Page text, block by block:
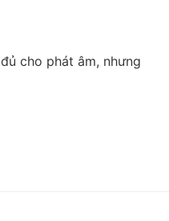
đủ cho phát âm, nhưng